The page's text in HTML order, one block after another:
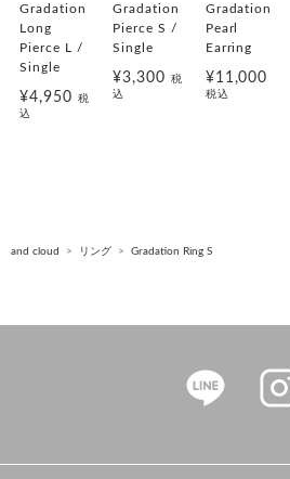
Gradation
Long
Pierce L /
Single
¥4,950税
込
Gradation
Pierce S /
Single
¥3,300 税
込
Gradation
Pearl
Earring
¥11,000
税込
and cloud リング Gradation Ring S